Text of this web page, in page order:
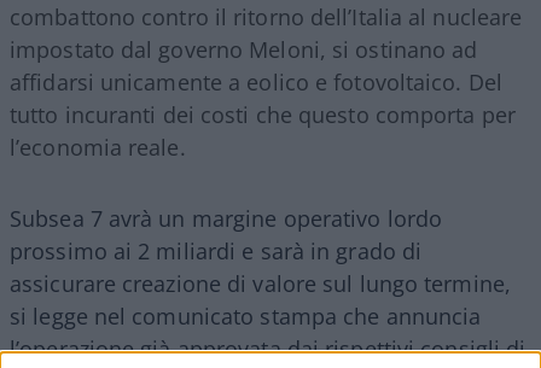
combattono contro il ritorno dell’Italia al nucleare
impostato dal governo Meloni, si ostinano ad
affidarsi unicamente a eolico e fotovoltaico. Del
tutto incuranti dei costi che questo comporta per
l’economia reale.
Subsea 7 avrà un margine operativo lordo
prossimo ai 2 miliardi e sarà in grado di
assicurare creazione di valore sul lungo termine,
si legge nel comunicato stampa che annuncia
l’operazione già approvata dai rispettivi consigli di